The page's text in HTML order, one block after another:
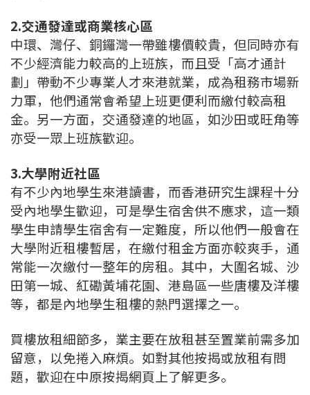
2.交通發達或商業核心區
中環、灣仔、銅鑼灣一帶雖樓價較貴，但同時亦有
不少經濟能力較高的上班族，而且受「高才通計
劃」帶動不少專業人才來港就業，成為租務市場新
力軍，他們通常會希望上班更便利而繳付較高租
金。另一方面，交通發達的地區，如沙田或旺角等
亦受一眾上班族歡迎。
3.大學附近社區
有不少內地學生來港讀書，而香港研究生課程十分
受內地學生歡迎，可是學生宿舍供不應求，這一類
學生申請學生宿舍有一定難度，所以他們一般會在
大學附近租樓暫居，在繳付租金方面亦較爽手，通
常能一次繳付一整年的房租。其中，大圍名城、沙
田第一城、紅磡黃埔花園、港島區一些唐樓及洋樓
等，都是內地學生租樓的熱門選擇之一。
買樓放租細節多，業主要在放租甚至置業前需多加
留意，以免捲入麻煩。如對其他按揭或放租有問
題，歡迎在中原按揭網頁上了解更多。